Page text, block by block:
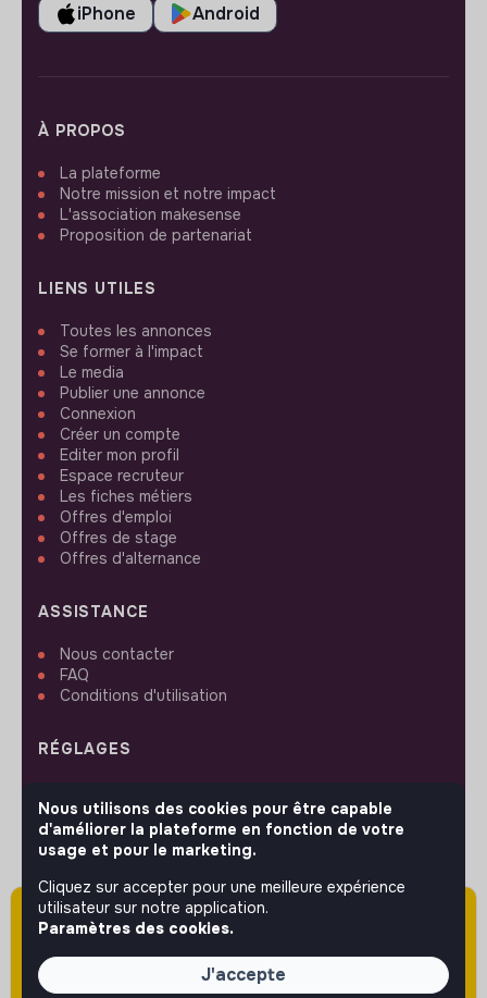
Attention cette annonce a été publiée il y a
plus de 60 jours (le 03/06/2026) et est sans
doute expirée ou non mise à jour.
iPhone Android
À PROPOS
La plateforme
Notre mission et notre impact
L'association makesense
Proposition de partenariat
LIENS UTILES
Toutes les annonces
Se former à l'impact
Le media
Publier une annonce
Connexion
Créer un compte
Editer mon profil
Espace recruteur
Les fiches métiers
Offres d'emploi
Offres de stage
Offres d'alternance
ASSISTANCE
Nous contacter
FAQ
Conditions d'utilisation
RÉGLAGES
Plan du site
Paramètres des cookies
Nous utilisons des cookies pour être capable
d'améliorer la plateforme en fonction de votre
usage et pour le marketing.
Cliquez sur accepter pour une meilleure expérience
utilisateur sur notre application.
Paramètres des cookies.
J'accepte